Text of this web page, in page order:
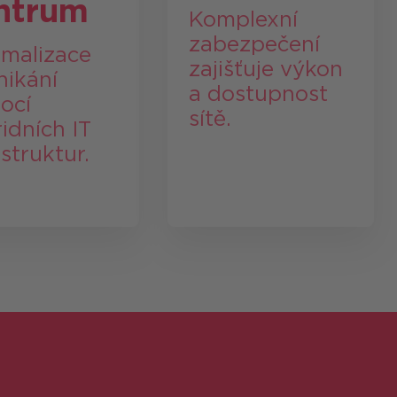
IT
Komplexní
zabezpečení
zajišťuje výkon
a dostupnost
sítě.